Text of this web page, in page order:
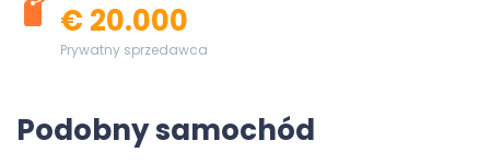
€ 20.000
Prywatny sprzedawca
Podobny samochód